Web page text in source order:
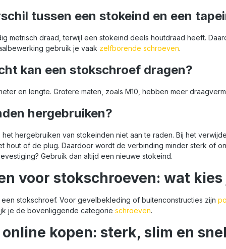
tussen een stokeind en een
metrisch draad, terwijl een stokeind deels houtdraad heeft.
gebruik je vaak zelfborende schroeven.
kan een stokschroef dragen?
en lengte. Grotere maten, zoals M10, hebben meer
hergebruiken?
het hergebruiken van stokeinden niet aan te raden. Bij het
hout of de plug. Daardoor wordt de verbinding minder sterk of
Gebruik dan altijd een nieuwe stokeind.
voor stokschroeven: wat kies
stokschroef. Voor gevelbekleding of buitenconstructies zijn
je de bovenliggende categorie schroeven.
kopen: sterk, slim en